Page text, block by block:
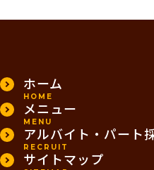
ホーム
HOME
メニュー
MENU
アルバイト・パート
RECRUIT
サイトマップ